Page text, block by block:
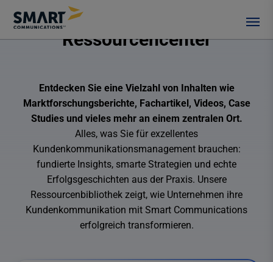
Ressourcencenter
Entdecken Sie eine Vielzahl von Inhalten wie
Marktforschungsberichte, Fachartikel, Videos, Case
Studies und vieles mehr an einem zentralen Ort.
Alles, was Sie für exzellentes
Kundenkommunikationsmanagement brauchen:
fundierte Insights, smarte Strategien und echte
Erfolgsgeschichten aus der Praxis. Unsere
Ressourcenbibliothek zeigt, wie Unternehmen ihre
Kundenkommunikation mit Smart Communications
erfolgreich transformieren.